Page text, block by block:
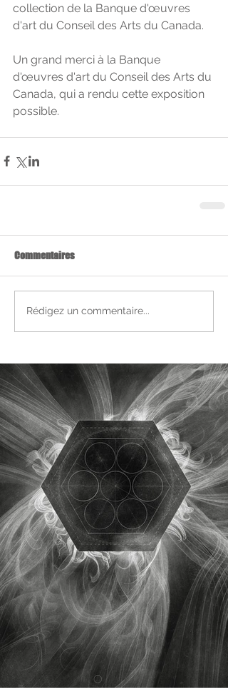
collection de la Banque d'œuvres
d'art du Conseil des Arts du Canada.
Un grand merci à la Banque
d'œuvres d'art du Conseil des Arts du
Canada, qui a rendu cette exposition
possible.
Commentaires
Rédigez un commentaire...